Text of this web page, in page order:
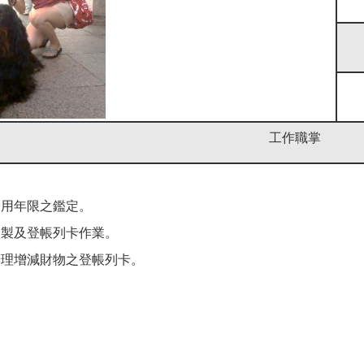
工作職掌
年限之鑑定。
及登帳列卡作業。
增減財物之登帳列卡。